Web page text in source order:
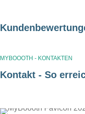
MYBOOOTH - KONTAKTEN
Kontakt - So